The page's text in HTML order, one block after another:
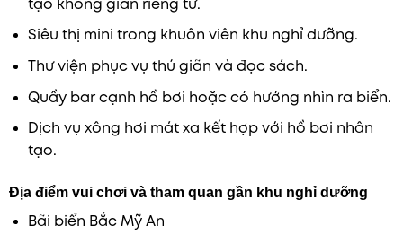
tạo không gian riêng tư.
Siêu thị mini trong khuôn viên khu nghỉ dưỡng.
Thư viện phục vụ thú giãn và đọc sách.
Quầy bar cạnh hồ bơi hoặc có hướng nhìn ra biển.
Dịch vụ xông hơi mát xa kết hợp với hồ bơi nhân
tạo.
Địa điểm vui chơi và tham quan gần khu nghỉ dưỡng
Bãi biển Bắc Mỹ An